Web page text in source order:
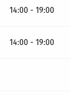
14:00 - 19:00
14:00 - 19:00